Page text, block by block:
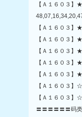
【Ａ１６
【Ａ１６
【Ａ１６
【Ａ１６
【Ａ１６
【Ａ１６
【Ａ１６
【Ａ１６
〓〓〓〓〓〓码